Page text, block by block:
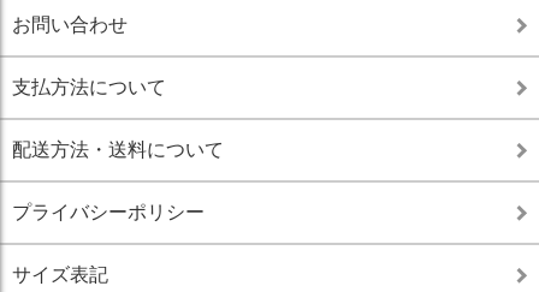
お問い合わせ
支払方法について
配送方法・送料について
プライバシーポリシー
サイズ表記